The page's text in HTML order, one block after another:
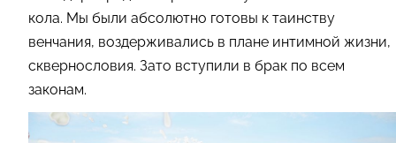
кола. Мы были абсолютно готовы к таинству
венчания, воздерживались в плане интимной жизни,
сквернословия. Зато вступили в брак по всем
законам.